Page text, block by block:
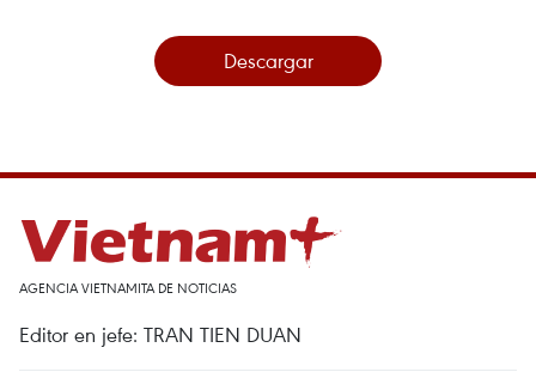
Descargar
AGENCIA VIETNAMITA DE NOTICIAS
Editor en jefe: TRAN TIEN DUAN